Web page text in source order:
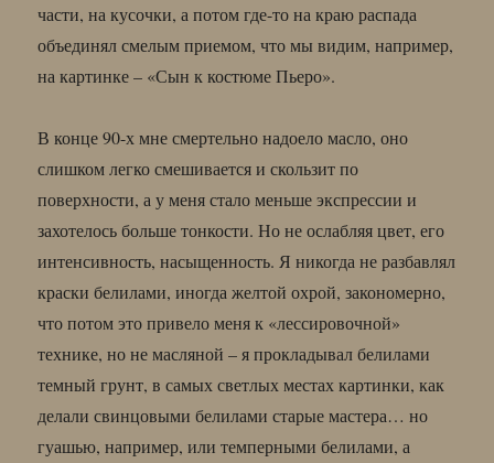
части, на кусочки, а потом где-то на краю распада
объединял смелым приемом, что мы видим, например,
на картинке – «Сын к костюме Пьеро».
В конце 90-х мне смертельно надоело масло, оно
слишком легко смешивается и скользит по
поверхности, а у меня стало меньше экспрессии и
захотелось больше тонкости. Но не ослабляя цвет, его
интенсивность, насыщенность. Я никогда не разбавлял
краски белилами, иногда желтой охрой, закономерно,
что потом это привело меня к «лессировочной»
технике, но не масляной – я прокладывал белилами
темный грунт, в самых светлых местах картинки, как
делали свинцовыми белилами старые мастера… но
гуашью, например, или темперными белилами, а